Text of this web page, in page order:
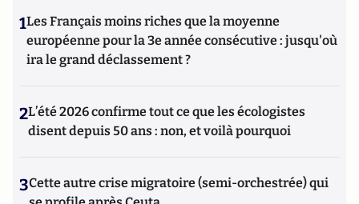
1Les Français moins riches que la moyenne
européenne pour la 3e année consécutive : jusqu'où
ira le grand déclassement ?
2L’été 2026 confirme tout ce que les écologistes
disent depuis 50 ans : non, et voilà pourquoi
3Cette autre crise migratoire (semi-orchestrée) qui